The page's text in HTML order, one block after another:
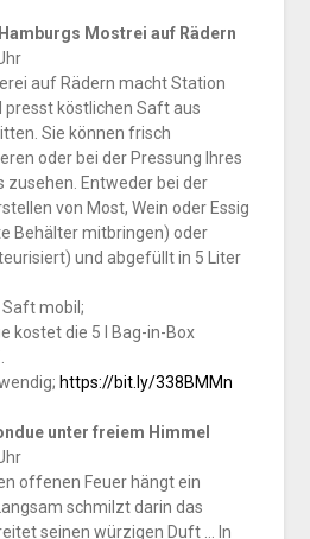
Mostrei auf Rädern
auf Rädern macht Station
presst köstlichen Saft aus
Sie können frisch
oder bei der Pressung Ihres
Entweder bei der
von Most, Wein oder Essig
Behälter mitbringen) oder
und abgefüllt in 5 Liter
Saft mobil;
kostet die 5 l Bag-in-Box
https://bit.ly/338BMMn
unter freiem Himmel
offenen Feuer hängt ein
schmilzt darin das
seinen würzigen Duft … In